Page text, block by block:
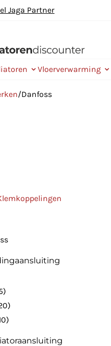
Jaga Partner
Vloerverwarming
/Danfoss